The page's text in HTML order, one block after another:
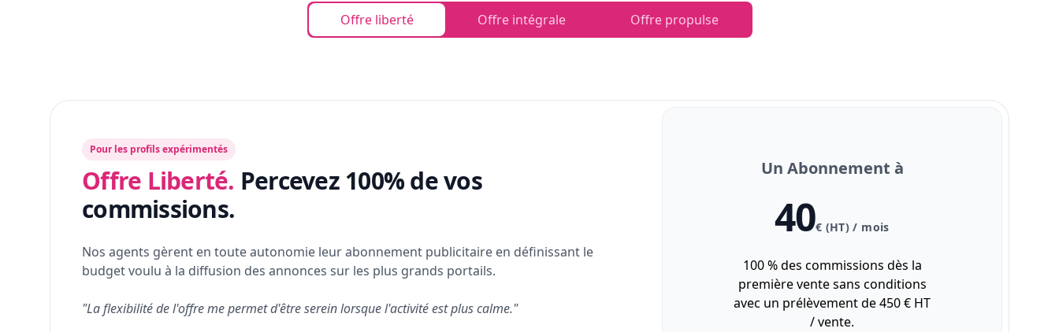
Offre liberté Offre intégrale Offre propulse
Pour les profils expérimentés
Offre Liberté. Percevez 100% de vos
commissions.
Nos agents gèrent en toute autonomie leur abonnement publicitaire en définissant le
budget voulu à la diffusion des annonces sur les plus grands portails.
"La flexibilité de l'offre me permet d'être serein lorsque l'activité est plus calme."
Un Abonnement à
40€ (HT) / mois
100 % des commissions dès la
première vente sans conditions
avec un prélèvement de 450 € HT
/ vente.